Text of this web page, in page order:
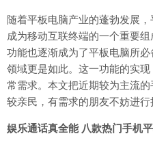
随着平板电脑产业的蓬勃发展
成为移动互联终端的一个重要
功能也逐渐成为了平板电脑所
领域更是如此。这一功能的实
常需求。本文把近期较为主流
较亲民，有需求的朋友不妨进行
娱乐通话真全能 八款热门手机